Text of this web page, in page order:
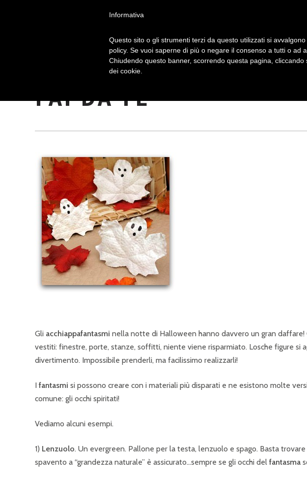
A
V
G
Z
P
A
E
HALLOWEEN: IDEE
FAI DA TE
Gli acchiappafantasmi nella notte di Halloween hanno davvero un gran daffare!
vestiti: finestre, porte, stanze, soffitti, niente viene risparmiato. Losche figure si
divertimento. Impossibile prenderli, ma facilissimo realizzarli!
I fantasmi si possono creare con i materiali più disparati e ne esistono molte
comune: gli occhi spiritati!
Vediamo alcuni esempi.
1) Lenzuolo. Un evergreen. Pallone per la testa, lenzuolo e spago. Basta
spavento a “grandezza naturale” è assicurato…sempre se gli occhi del fantasma
Informativa
Questo sito o gli strumenti terzi da questo utilizzati si
policy. Se vuoi saperne di più o negare il consenso a tutti o ad
Chiudendo questo banner, scorrendo questa pagina,
dei cookie.